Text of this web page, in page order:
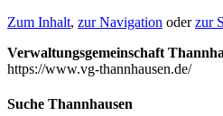
Zum Inhalt, zur Navigation oderzur
Verwaltungsgemeinschaft
https://www.vg-thannhausen.de/
Suche Thannhausen